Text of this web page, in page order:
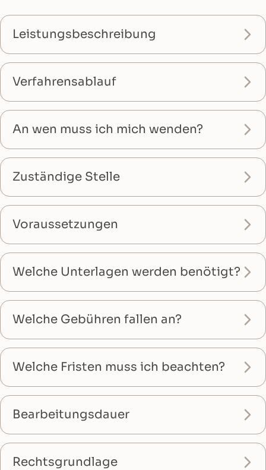
Leistungsbeschreibung
Verfahrensablauf
An wen muss ich mich wenden?
Zuständige Stelle
Voraussetzungen
Welche Unterlagen werden benötigt?
Welche Gebühren fallen an?
Welche Fristen muss ich beachten?
Bearbeitungsdauer
Rechtsgrundlage